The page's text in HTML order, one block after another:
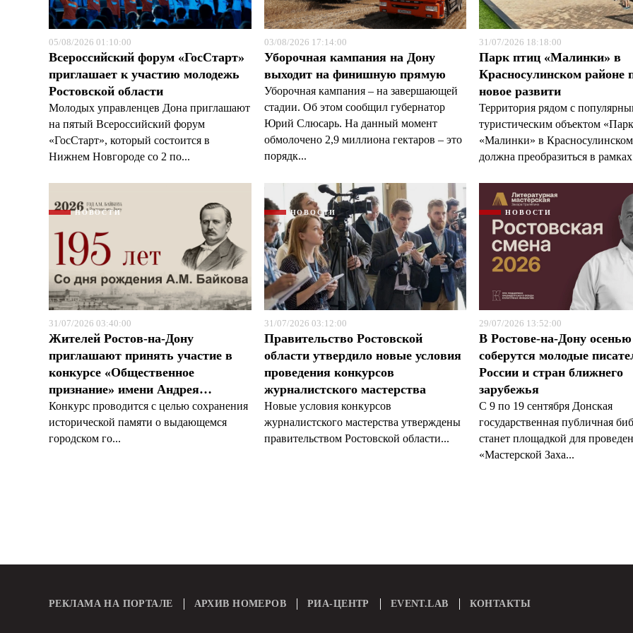
05/08/2026 01:10:00
Всероссийский форум «ГосСтарт»
приглашает к участию молодежь
Ростовской области
Молодых управленцев Дона приглашают
на пятый Всероссийский форум
«ГосСтарт», который состоится в
Нижнем Новгороде со 2 по...
03/08/2026 17:14:00
Уборочная кампания на Дону
выходит на финишную прямую
Уборочная кампания – на завершающей
стадии. Об этом сообщил губернатор
Юрий Слюсарь. На данный момент
обмолочено 2,9 миллиона гектаров – это
порядк...
31/07/2026 18:18:00
Парк птиц «Малинки» в
Красносулинском районе
новое развити
Территория рядом с
туристическим объектом
«Малинки» в
должна преобразиться в
НОВОСТИ
31/07/2026 03:40:00
Жителей Ростов-на-Дону
приглашают принять участие в
конкурсе «Общественное
признание» имени Андрея…
Конкурс проводится с целью сохранения
исторической памяти о выдающемся
городском го...
НОВОСТИ
31/07/2026 03:12:00
Правительство Ростовской
области утвердило новые условия
проведения конкурсов
журналистского мастерства
Новые условия конкурсов
журналистского мастерства утверждены
правительством Ростовской области...
НОВОСТИ
29/07/2026 13:52:00
В Ростове-на-Дону осенью
соберутся молодые
России и стран ближнего
зарубежья
С 9 по 19 сентября Донская
государственная публичная
станет площадкой для
«Мастерской Заха...
РЕКЛАМА НА ПОРТАЛЕ АРХИВ НОМЕРОВ РИА-ЦЕНТР EVENT.LAB КОНТАКТЫ